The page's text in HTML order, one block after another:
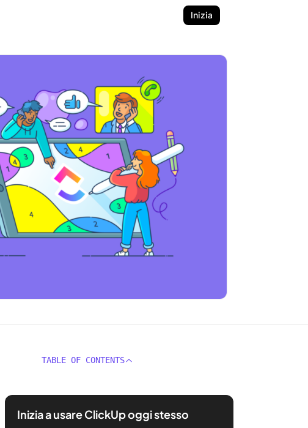
Inizia
TABLE OF CONTENTS
Inizia a usare ClickUp oggi stesso